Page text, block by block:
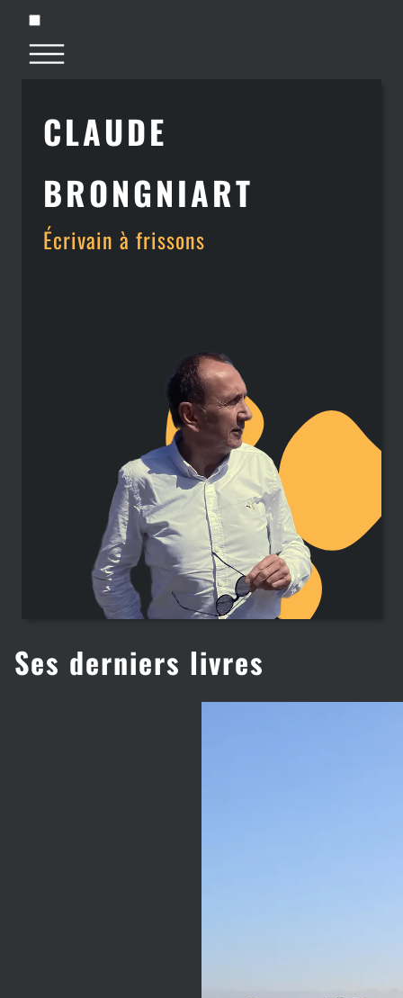
CLAUDE
BRONGNIART
Écrivain à frissons
Ses derniers livres